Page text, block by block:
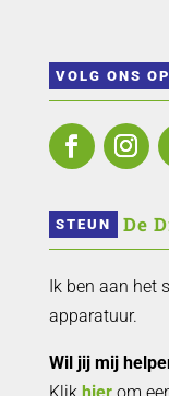
VOLG ONS OP
STEUN De
Ik ben aan het
apparatuur.
Wil jij mij